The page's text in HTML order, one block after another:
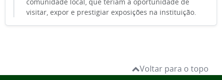
comunidade local, que teriam a oportunidade de
visitar, expor e prestigiar exposições na instituição.
Voltar para o topo